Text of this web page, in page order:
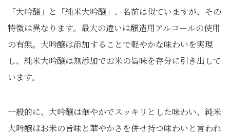
「大吟醸」と「純米大吟醸」、名前は似ていますが、その
特徴は異なります。最大の違いは醸造用アルコールの使用
の有無。大吟醸は添加することで軽やかな味わいを実現
し、純米大吟醸は無添加でお米の旨味を存分に引き出して
います。
一般的に、大吟醸は華やかでスッキリとした味わい、純米
大吟醸はお米の旨味と華やかさを併せ持つ味わいと言われ